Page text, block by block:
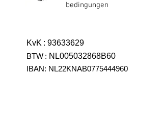
bedingungen
KvK : 93633629
BTW : NL005032868B60
IBAN: NL22KNAB0775444960